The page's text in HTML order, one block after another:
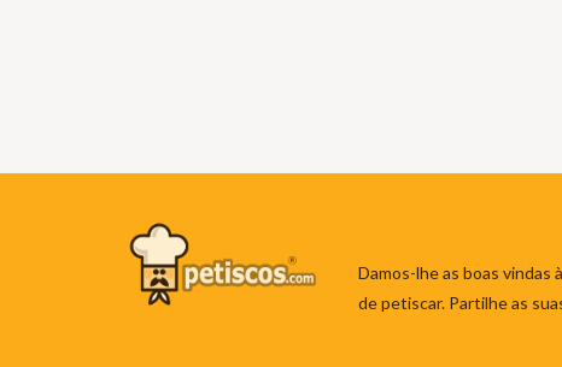
Damos-lhe as boas vindas
de petiscar. Partilhe as